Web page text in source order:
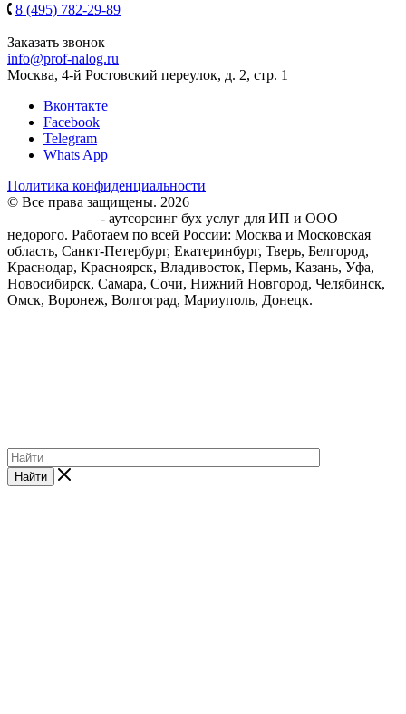
8 (495) 782-29-89
Заказать звонок
info@prof-nalog.ru
Москва, 4-й Ростовский переулок, д. 2, стр. 1
Вконтакте
Facebook
Telegram
Whats App
Политика конфиденциальности
© Все права защищены. 2026
- аутсорсинг бух услуг для ИП и ООО
недорого. Работаем по всей России: Москва и Московская
область, Санкт-Петербург, Екатеринбург, Тверь, Белгород,
Краснодар, Красноярск, Владивосток, Пермь, Казань, Уфа,
Новосибирск, Самара, Сочи, Нижний Новгород, Челябинск,
Омск, Воронеж, Волгоград, Мариуполь, Донецк.
Найти